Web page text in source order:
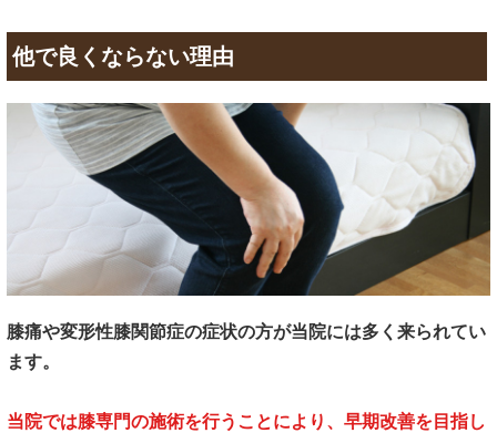
他で良くならない理由
膝痛や変形性膝関節症の症状の方が当院には多く来られてい
ます。
当院では膝専門の施術を行うことにより、早期改善を目指し